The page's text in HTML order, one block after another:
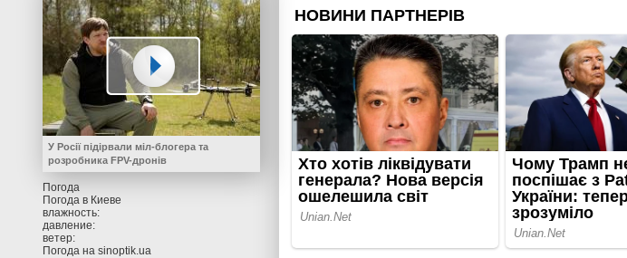
У Росії підірвали міл-блогера та
розробника FPV-дронів
Погода
Погода в Киеве
влажность:
давление:
ветер:
Погода на sinoptik.ua